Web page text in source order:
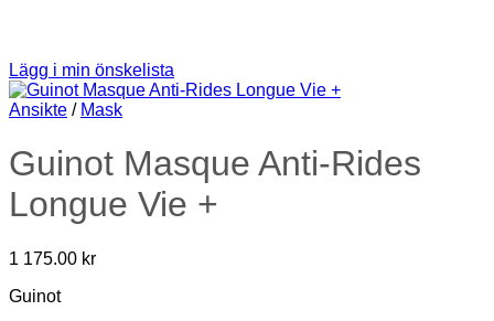
Lägg i min önskelista
Ansikte / Mask
Guinot Masque Anti-Rides
Longue Vie +
1 175.00 kr
Guinot